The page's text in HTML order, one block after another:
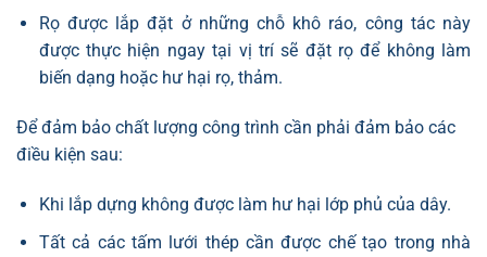
Rọ được lắp đặt ở những chỗ khô ráo, công tác này
được thực hiện ngay tại vị trí sẽ đặt rọ để không làm
biến dạng hoặc hư hại rọ, thảm.
Để đảm bảo chất lượng công trình cần phải đảm bảo các
điều kiện sau:
Khi lắp dựng không được làm hư hại lớp phủ của dây.
Tất cả các tấm lưới thép cần được chế tạo trong nhà